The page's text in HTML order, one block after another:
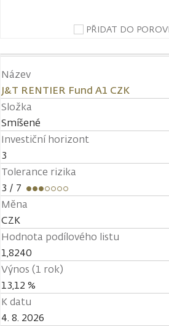
PŘIDAT DO
Název
J&T RENTIER Fund A1 CZK
Složka
Smíšené
Investiční horizont
3
Tolerance rizika
3 / 7
Měna
CZK
Hodnota podílového listu
1,8240
Výnos (1 rok)
13,12 %
K datu
4. 8. 2026